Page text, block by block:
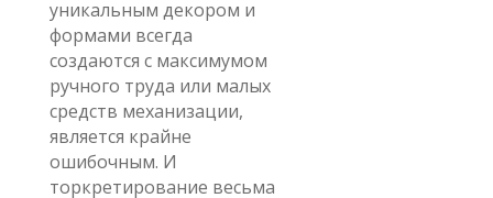
уникальным декором и
формами всегда
создаются с максимумом
ручного труда или малых
средств механизации,
является крайне
ошибочным. И
торкретирование весьма